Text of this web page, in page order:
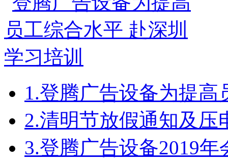
1.登腾广告设备为提高
2.清明节放假通知及压
3.登腾广告设备2019